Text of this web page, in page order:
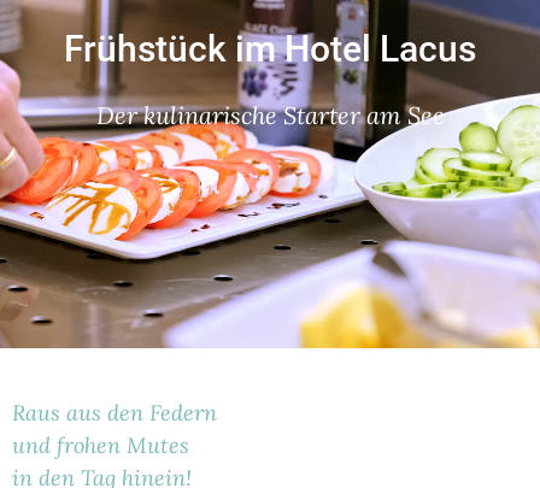
-----
Frühstück im Hotel Lacus
Der kulinarische Starter am See
Raus aus den Federn
und frohen Mutes
in den Tag hinein!